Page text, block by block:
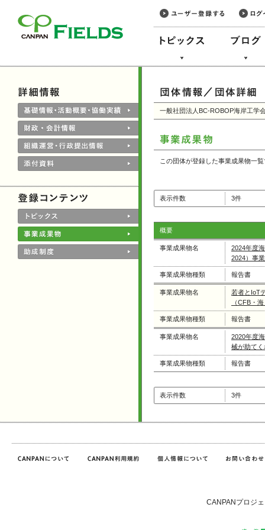
一般社団法人BC-ROBOP海岸工学
この団体が登録した事業成果物一
表示件数 3件
概要
事業成果物名
2024年度
2024）事
事業成果物種類 報告書
事業成果物名
若者とIoT
（CFB・
事業成果物種類 報告書
事業成果物名
2020年度
械が助て
事業成果物種類 報告書
表示件数 3件
CANPANプロジ